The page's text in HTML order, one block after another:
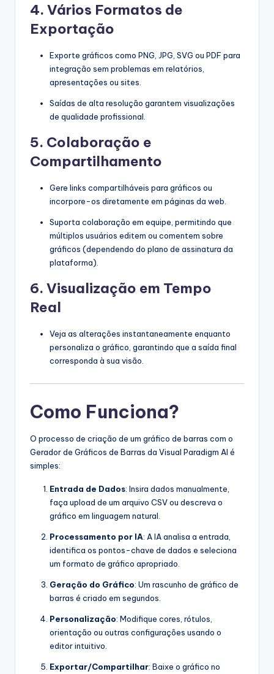
4. Vários Formatos de
Exportação
Exporte gráficos como PNG, JPG, SVG ou PDF para
integração sem problemas em relatórios,
apresentações ou sites.
Saídas de alta resolução garantem visualizações
de qualidade profissional.
5. Colaboração e
Compartilhamento
Gere links compartilháveis para gráficos ou
incorpore-os diretamente em páginas da web.
Suporta colaboração em equipe, permitindo que
múltiplos usuários editem ou comentem sobre
gráficos (dependendo do plano de assinatura da
plataforma).
6. Visualização em Tempo
Real
Veja as alterações instantaneamente enquanto
personaliza o gráfico, garantindo que a saída final
corresponda à sua visão.
Como Funciona?
O processo de criação de um gráfico de barras com o
Gerador de Gráficos de Barras da Visual Paradigm AI é
simples:
Entrada de Dados: Insira dados manualmente,
faça upload de um arquivo CSV ou descreva o
gráfico em linguagem natural.
Processamento por IA: A IA analisa a entrada,
identifica os pontos-chave de dados e seleciona
um formato de gráfico apropriado.
Geração do Gráfico: Um rascunho de gráfico de
barras é criado em segundos.
Personalização: Modifique cores, rótulos,
orientação ou outras configurações usando o
editor intuitivo.
Exportar/Compartilhar: Baixe o gráfico no